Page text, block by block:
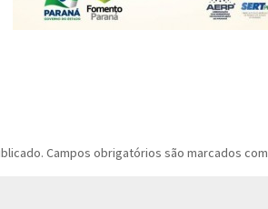
Campos obrigatórios são marcados com